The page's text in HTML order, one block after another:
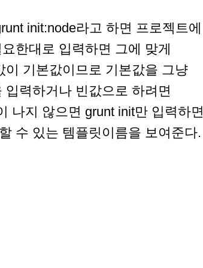
init:node라고 하면 프로젝트에
한대로 입력하면 그에 맞게
기본값이므로 기본값을 그냥
력하거나 빈값으로 하려면
나지 않으면 grunt init만 입력하면
수 있는 템플릿이름을 보여준다.